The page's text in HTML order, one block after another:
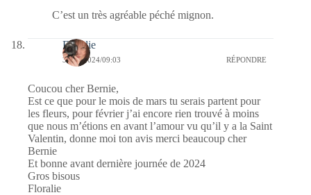
C’est un très agréable péché mignon.
Floralie
30/12/2024/09:03 RÉPONDRE
Coucou cher Bernie,
Est ce que pour le mois de mars tu serais partent pour
les fleurs, pour février j’ai encore rien trouvé à moins
que nous m’étions en avant l’amour vu qu’il y a la Saint
Valentin, donne moi ton avis merci beaucoup cher
Bernie
Et bonne avant dernière journée de 2024
Gros bisous
Floralie